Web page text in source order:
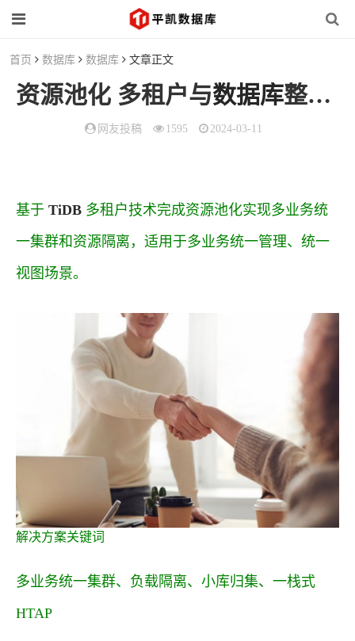
首页 数据库 数据库 文章正文
资源池化 多租户与数据库整合方案
网友投稿 1595 2024-03-11
基于 TiDB 多租户技术完成资源池化实现多业务统
一集群和资源隔离，适用于多业务统一管理、统一
视图场景。
解决方案关键词
多业务统一集群、负载隔离、小库归集、一栈式
HTAP